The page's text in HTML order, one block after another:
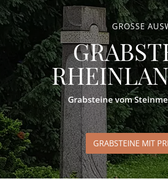
GROSSE
Grabsteine vom
GRABSTEINE MIT